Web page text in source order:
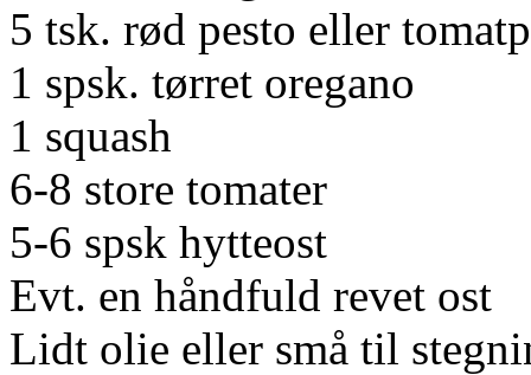
5 tsk. rød pesto eller
1 spsk. tørret oregano
1 squash
6-8 store tomater
5-6 spsk hytteost
Evt. en håndfuld revet ost
Lidt olie eller små til